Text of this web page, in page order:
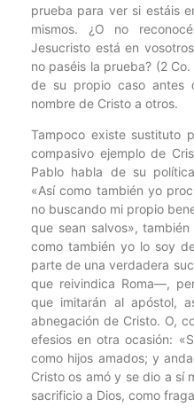
prueba para ver si estáis
mismos. ¿O no
Jesucristo está en
no paséis la prueba? (2
de su propio caso antes
nombre de Cristo a otros.
Tampoco existe sustituto
compasivo ejemplo de
Pablo habla de su
«Así como también yo
no buscando mi propio
que sean salvos»,
como también yo lo soy
parte de una verdadera
que reivindica Roma—,
que imitarán al apóstol,
abnegación de Cristo. O,
efesios en otra ocasión:
como hijos amados; y
Cristo os amó y se dio a sí
sacrificio a Dios, como